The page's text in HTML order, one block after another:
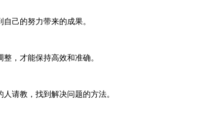
己的努力带来的成果。
，才能保持高效和准确。
请教，找到解决问题的方法。